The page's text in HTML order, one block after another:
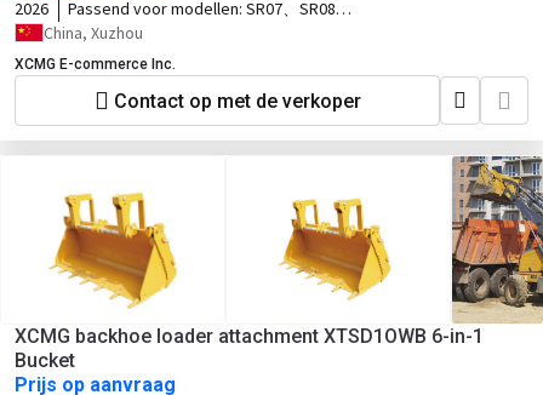
2026 Passend voor modellen: SR07、SR08、
SR10、SR12、SV10、SV12
China, Xuzhou
XCMG E-commerce Inc.
Contact op met de verkoper
XCMG backhoe loader attachment XTSD1OWB 6-in-1
Bucket
Prijs op aanvraag